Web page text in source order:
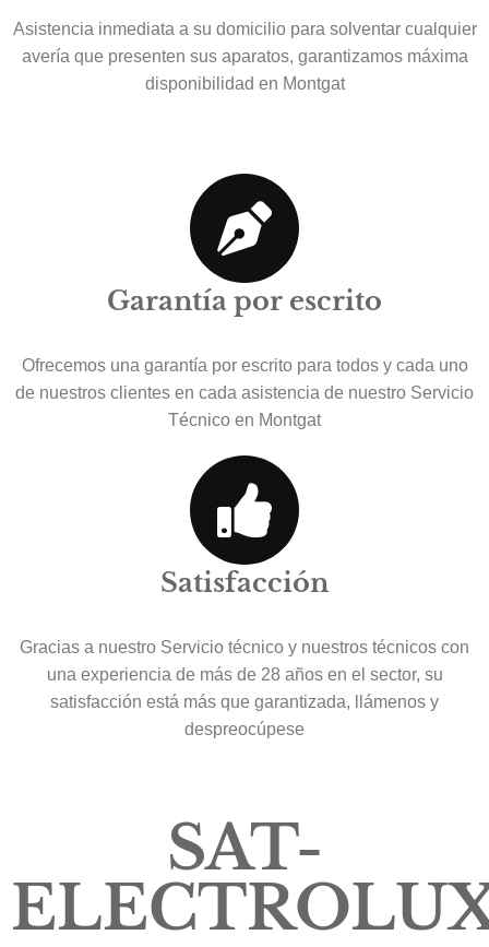
Asistencia inmediata a su domicilio para solventar cualquier
avería que presenten sus aparatos, garantizamos máxima
disponibilidad en Montgat
Garantía por escrito
Ofrecemos una garantía por escrito para todos y cada uno
de nuestros clientes en cada asistencia de nuestro Servicio
Técnico en Montgat
Satisfacción
Gracias a nuestro Servicio técnico y nuestros técnicos con
una experiencia de más de 28 años en el sector, su
satisfacción está más que garantizada, llámenos y
despreocúpese
SAT-